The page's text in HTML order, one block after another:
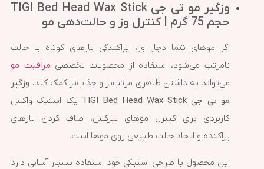
وزگیر مو تی جی TIGI Bed Head Wax Stick
حجم 75 گرم | کنترل وز و حالت‌دهی مو
اگر موهای شما دچار وز، پراکندگی تارهای کوتاه یا حالت
نامرتب می‌شود، استفاده از محصولات تخصصی مراقبت مو
می‌تواند به داشتن ظاهری مرتب‌تر و جذاب‌تر کمک کند. وزگیر
مو تی جی TIGI Bed Head Wax Stick
یک استیک واکس
کاربردی برای کنترل موهای سرکش، صاف کردن تارهای
پراکنده و ایجاد حالت طبیعی روی موها است.
این محصول با طراحی استیکی خود استفاده بسیار آسانی دارد